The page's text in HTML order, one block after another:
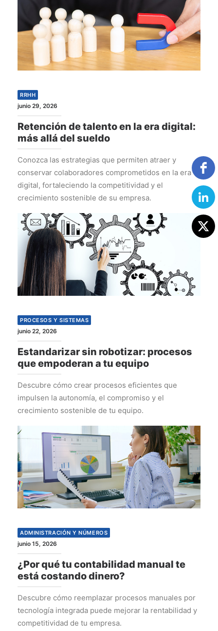
RRHH
junio 29, 2026
Retención de talento en la era digital:
más allá del sueldo
Conozca las estrategias que permiten atraer y
conservar colaboradores comprometidos en la era
digital, fortaleciendo la competitividad y el
crecimiento sostenible de su empresa.
PROCESOS Y SISTEMAS
junio 22, 2026
Estandarizar sin robotizar: procesos
que empoderan a tu equipo
Descubre cómo crear procesos eficientes que
impulsen la autonomía, el compromiso y el
crecimiento sostenible de tu equipo.
ADMINISTRACIÓN Y NÚMEROS
junio 15, 2026
¿Por qué tu contabilidad manual te
está costando dinero?
Descubre cómo reemplazar procesos manuales por
tecnología integrada puede mejorar la rentabilidad y
competitividad de tu empresa.